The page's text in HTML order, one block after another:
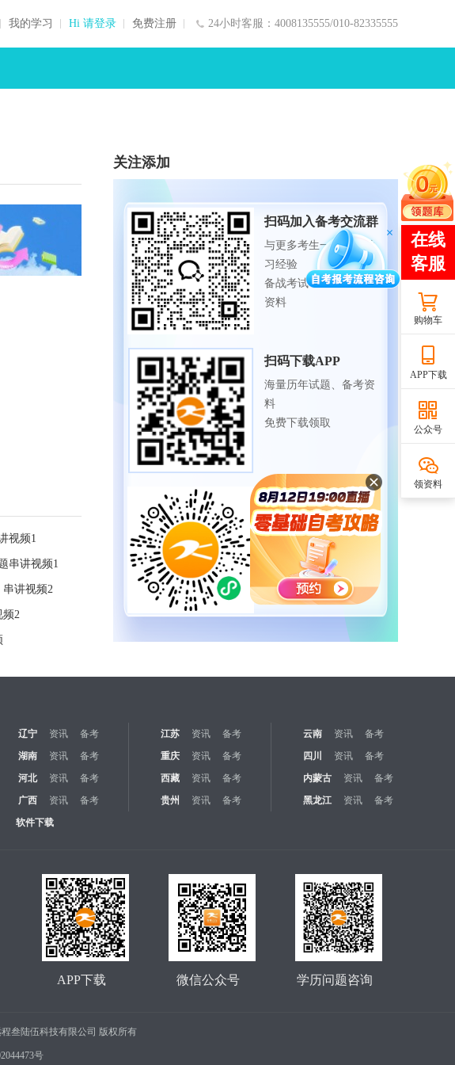
24小时客服：4008135555/010-82335555
我的学习 Hi 请登录 免费注册
视频1
串讲视频1
串讲视频2
频2
关注添加
扫码加入备考交流群
与更多考生一起交流学
习经验
备战考试，获取试题及
资料
扫码下载APP
海量历年试题、备考资
料
免费下载领取
扫码进入微信小程序
每日练题巩固、考前模
拟实战
免费体验自考365海量试
购物车
APP下载
公众号
领资料
辽宁 资讯 备考 江苏 资讯 备考 云南 资讯
备考
湖南 资讯 备考 重庆 资讯 备考 四川 资讯
备考
河北 资讯 备考 西藏 资讯 备考 内蒙古 资讯
备考
广西 资讯 备考 贵州 资讯 备考 黑龙江 资讯
备考
软件下载
学历问题咨询
微信公众号
APP下载
叁陆伍科技有限公司 版权所有
号